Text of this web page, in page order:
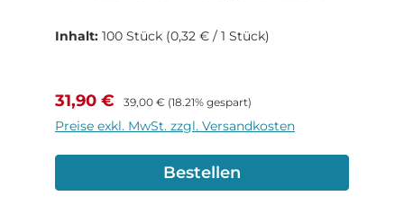
Inhalt: 100 Stück (0,32 € / 1 Stück)
Verkaufspreis:
31,90 € Regulärer Preis:
39,00 € (18.21% gespart)
Preise exkl. MwSt. zzgl. Versandkosten
Bestellen